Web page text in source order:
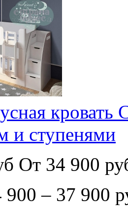
и ступенями
От 34 900
– 37 900